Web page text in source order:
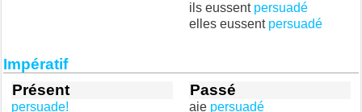
ils eussent persuadé
elles eussent persuadé
Impératif
Présent
persuade!
Passé
aie persuadé